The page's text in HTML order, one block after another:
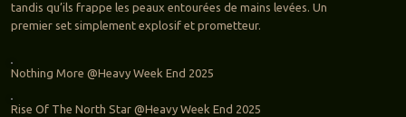
tandis qu’ils frappe les peaux entourées de mains levées. Un
premier set simplement explosif et prometteur.
Nothing More @Heavy Week End 2025
Rise Of The North Star @Heavy Week End 2025